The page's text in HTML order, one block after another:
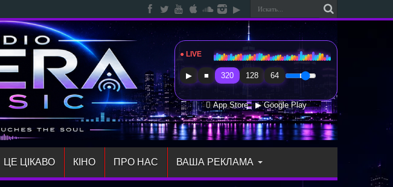
● LIVE Radio Sfera Music
▶ ■ 320 128 64
 App Store ▶ Google Play
ЦЕ ЦІКАВО КІНО ПРО НАС ВАША РЕКЛАМА